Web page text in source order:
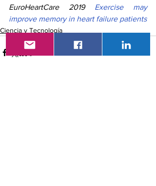
EuroHeartCare 2019 Exercise may
improve memory in heart failure patients
Ciencia y Tecnología